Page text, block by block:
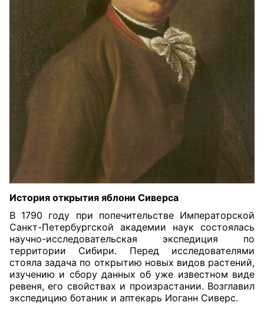
История открытия яблони Сиверса
В 1790 году при попечительстве Императорской
Санкт-Петербургской академии наук состоялась
научно-исследовательская экспедиция по
территории Сибири. Перед исследователями
стояла задача по открытию новых видов растений,
изучению и сбору данных об уже известном виде
ревеня, его свойствах и произрастании. Возглавил
экспедицию ботаник и аптекарь Иоганн Сиверс.